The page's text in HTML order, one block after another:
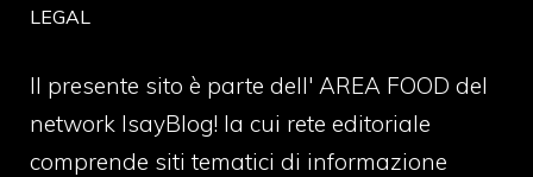
LEGAL
Il presente sito è parte dell' AREA FOOD del
network IsayBlog! la cui rete editoriale
comprende siti tematici di informazione